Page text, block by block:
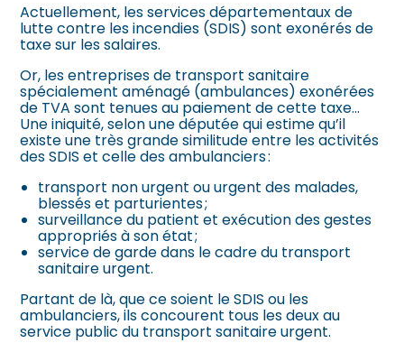
Actuellement, les services départementaux de
lutte contre les incendies (SDIS) sont exonérés de
taxe sur les salaires.
Or, les entreprises de transport sanitaire
spécialement aménagé (ambulances) exonérées
de TVA sont tenues au paiement de cette taxe…
Une iniquité, selon une députée qui estime qu’il
existe une très grande similitude entre les activités
des SDIS et celle des ambulanciers :
transport non urgent ou urgent des malades,
blessés et parturientes ;
surveillance du patient et exécution des gestes
appropriés à son état ;
service de garde dans le cadre du transport
sanitaire urgent.
Partant de là, que ce soient le SDIS ou les
ambulanciers, ils concourent tous les deux au
service public du transport sanitaire urgent.